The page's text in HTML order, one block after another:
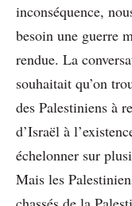
inconséquence,
besoin une guerre
rendue. La
souhaitait qu’on
des Palestiniens à
d’Israël à
échelonner sur
Mais les